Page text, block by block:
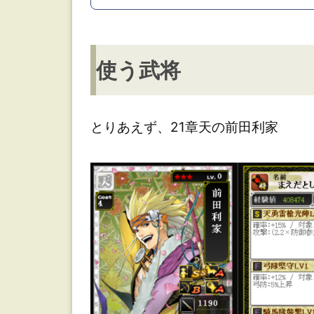
使
う
武
将
想
定
ス
キ
ル
使う武将
とりあえず、21章天の前田利家